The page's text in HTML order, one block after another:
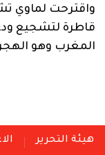
واقترحت لماوي
قاطرة لتشجيع
المغرب وهو
هيئة التحرير